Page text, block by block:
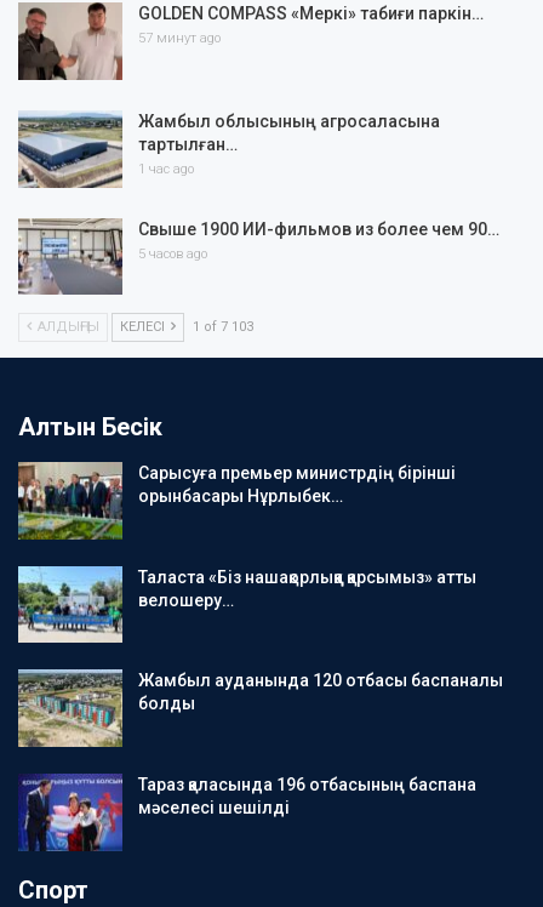
GOLDEN COMPASS «Меркі» табиғи паркін…
57 минут ago
Жамбыл облысының агросаласына
тартылған…
1 час ago
Свыше 1900 ИИ-фильмов из более чем 90…
5 часов ago
АЛДЫҢҒЫ КЕЛЕСІ 1 of 7 103
Алтын Бесік
Сарысуға премьер министрдің бірінші
орынбасары Нұрлыбек…
Таласта «Біз нашақорлыққа қарсымыз» атты
велошеру…
Жамбыл ауданында 120 отбасы баспаналы
болды
Тараз қаласында 196 отбасының баспана
мәселесі шешілді
Спорт